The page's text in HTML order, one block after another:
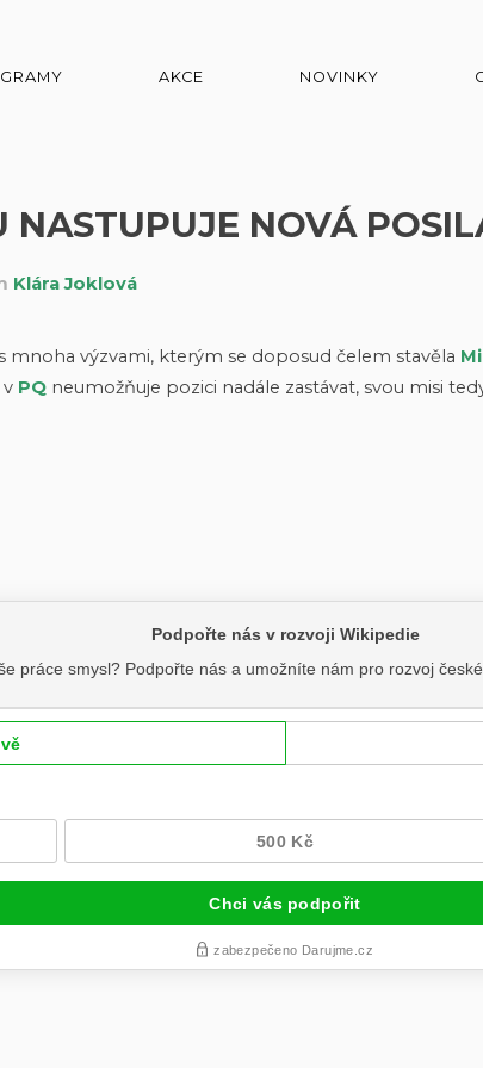
AKCE NOVINKY
NASTUPUJE NOVÁ
Klára Joklová
mnoha výzvami, kterým se doposud čelem stavěla
v PQ neumožňuje pozici nadále zastávat, svou misi